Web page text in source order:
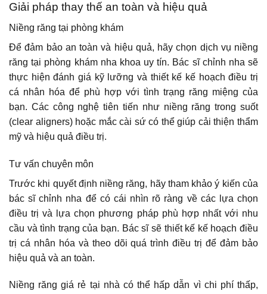
Giải pháp thay thế an toàn và hiệu quả
Niềng răng tại phòng khám
Để đảm bảo an toàn và hiệu quả, hãy chọn dịch vụ niềng
răng tại phòng khám nha khoa uy tín. Bác sĩ chỉnh nha sẽ
thực hiện đánh giá kỹ lưỡng và thiết kế kế hoạch điều trị
cá nhân hóa để phù hợp với tình trạng răng miệng của
bạn. Các công nghệ tiên tiến như niềng răng trong suốt
(clear aligners) hoặc mắc cài sứ có thể giúp cải thiện thẩm
mỹ và hiệu quả điều trị.
Tư vấn chuyên môn
Trước khi quyết định niềng răng, hãy tham khảo ý kiến của
bác sĩ chỉnh nha để có cái nhìn rõ ràng về các lựa chọn
điều trị và lựa chọn phương pháp phù hợp nhất với nhu
cầu và tình trạng của bạn. Bác sĩ sẽ thiết kế kế hoạch điều
trị cá nhân hóa và theo dõi quá trình điều trị để đảm bảo
hiệu quả và an toàn.
Niềng răng giá rẻ tại nhà có thể hấp dẫn vì chi phí thấp,